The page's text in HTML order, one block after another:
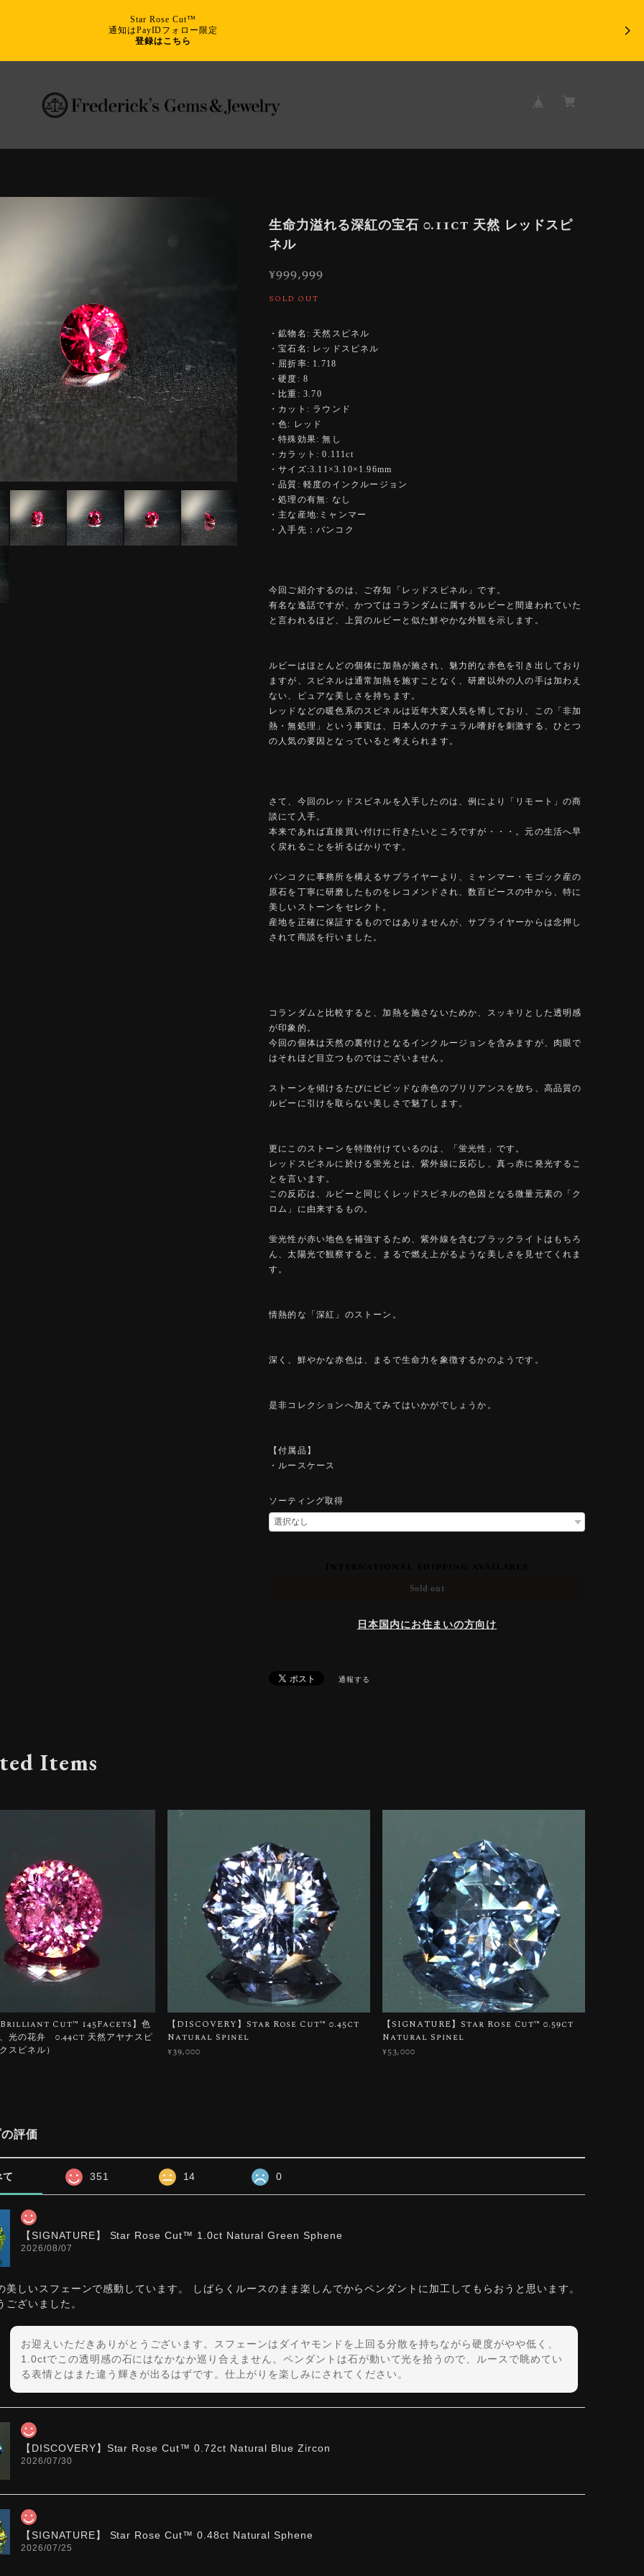
Star Rose Cut™
通知はPayIDフォロー限定
登録はこちら
生命力溢れる深紅の宝石 0.11ct 天然 レッドスピ
ネル
¥999,999
SOLD OUT
・鉱物名: 天然スピネル
・宝石名: レッドスピネル
・屈折率: 1.718
・硬度: 8
・比重: 3.70
・カット: ラウンド
・色: レッド
・特殊効果: 無し
・カラット: 0.111ct
・サイズ:3.11×3.10×1.96mm
・品質: 軽度のインクルージョン
・処理の有無: なし
・主な産地:ミャンマー
・入手先：バンコク
今回ご紹介するのは、ご存知「レッドスピネル」です。
有名な逸話ですが、かつてはコランダムに属するルビーと間違われていた
と言われるほど、上質のルビーと似た鮮やかな外観を示します。
ルビーはほとんどの個体に加熱が施され、魅力的な赤色を引き出しており
ますが、スピネルは通常加熱を施すことなく、研磨以外の人の手は加わえ
ない、ピュアな美しさを持ちます。
レッドなどの暖色系のスピネルは近年大変人気を博しており、この「非加
熱・無処理」という事実は、日本人のナチュラル嗜好を刺激する、ひとつ
の人気の要因となっていると考えられます。
さて、今回のレッドスピネルを入手したのは、例により「リモート」の商
談にて入手。
本来であれば直接買い付けに行きたいところですが・・・。元の生活へ早
く戻れることを祈るばかりです。
バンコクに事務所を構えるサプライヤーより、ミャンマー・モゴック産の
原石を丁寧に研磨したものをレコメンドされ、数百ピースの中から、特に
美しいストーンをセレクト。
産地を正確に保証するものではありませんが、サプライヤーからは念押し
されて商談を行いました。
コランダムと比較すると、加熱を施さないためか、スッキリとした透明感
が印象的。
今回の個体は天然の裏付けとなるインクルージョンを含みますが、肉眼で
はそれほど目立つものではございません。
ストーンを傾けるたびにビビッドな赤色のブリリアンスを放ち、高品質の
ルビーに引けを取らない美しさで魅了します。
更にこのストーンを特徴付けているのは、「蛍光性」です。
レッドスピネルに於ける蛍光とは、紫外線に反応し、真っ赤に発光するこ
とを言います。
この反応は、ルビーと同じくレッドスピネルの色因となる微量元素の「ク
ロム」に由来するもの。
蛍光性が赤い地色を補強するため、紫外線を含むブラックライトはもちろ
ん、太陽光で観察すると、まるで燃え上がるような美しさを見せてくれま
す。
情熱的な「深紅」のストーン。
深く、鮮やかな赤色は、まるで生命力を象徴するかのようです。
是非コレクションへ加えてみてはいかがでしょうか。
【付属品】
・ルースケース
ソーティング取得
Sold out
日本国内にお住まいの方向け
通報する
Items
Cut™️ 145Facets】色
光の花弁 0.44ct 天然アヤナスピ
スピネル）
【DISCOVERY】Star Rose Cut™️ 0.45ct
Natural Spinel
¥39,000
【SIGNATURE】Star Rose Cut™️ 0.59ct
Natural Spinel
¥53,000
評価
て 351 14 0
【SIGNATURE】 Star Rose Cut™️ 1.0ct Natural Green Sphene
2026/08/07
美しいスフェーンで感動しています。 しばらくルースのまま楽しんでからペンダントに加工してもらおうと思います。
ございました。
お迎えいただきありがとうございます。スフェーンはダイヤモンドを上回る分散を持ちながら硬度がやや低く、
1.0ctでこの透明感の石にはなかなか巡り合えません。ペンダントは石が動いて光を拾うので、ルースで眺めてい
る表情とはまた違う輝きが出るはずです。仕上がりを楽しみにされてください。
【DISCOVERY】Star Rose Cut™️ 0.72ct Natural Blue Zircon
2026/07/30
【SIGNATURE】 Star Rose Cut™️ 0.48ct Natural Sphene
2026/07/25